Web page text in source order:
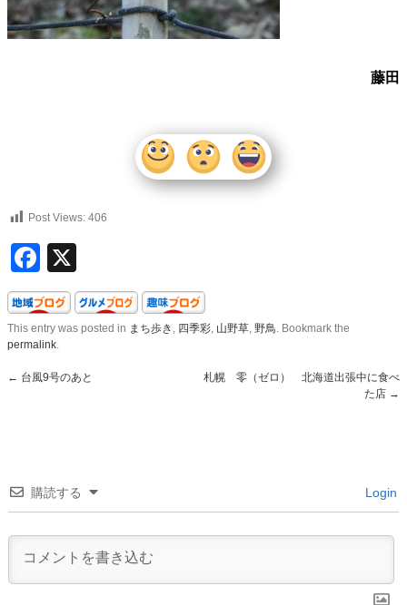
藤田
Post Views: 406
Facebook
This entry was posted in まち歩き , 四季彩, 山野草, 野鳥. Bookmark the
permalink.
← 台風9号のあと
札幌 零（ゼロ） 北海道出張中に食べ
た店 →
購読する Login